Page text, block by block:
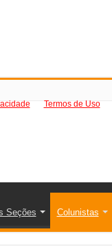
Termos de Uso
Seções Colunistas